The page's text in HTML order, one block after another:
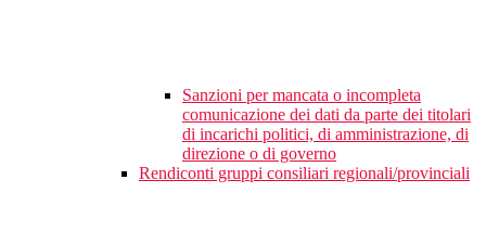
Sanzioni per mancata o incompleta
comunicazione dei dati da parte dei titolari
di incarichi politici, di amministrazione, di
direzione o di governo
Rendiconti gruppi consiliari regionali/provinciali